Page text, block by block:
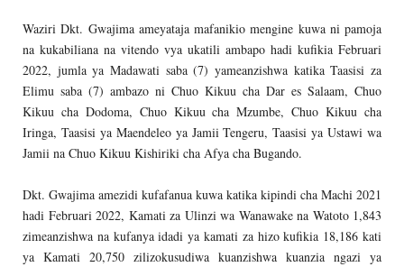
Waziri Dkt. Gwajima ameyataja mafanikio mengine kuwa ni pamoja
na kukabiliana na vitendo vya ukatili ambapo hadi kufikia Februari
2022, jumla ya Madawati saba (7) yameanzishwa katika Taasisi za
Elimu saba (7) ambazo ni Chuo Kikuu cha Dar es Salaam, Chuo
Kikuu cha Dodoma, Chuo Kikuu cha Mzumbe, Chuo Kikuu cha
Iringa, Taasisi ya Maendeleo ya Jamii Tengeru, Taasisi ya Ustawi wa
Jamii na Chuo Kikuu Kishiriki cha Afya cha Bugando.
Dkt. Gwajima amezidi kufafanua kuwa katika kipindi cha Machi 2021
hadi Februari 2022, Kamati za Ulinzi wa Wanawake na Watoto 1,843
zimeanzishwa na kufanya idadi ya kamati za hizo kufikia 18,186 kati
ya Kamati 20,750 zilizokusudiwa kuanzishwa kuanzia ngazi ya